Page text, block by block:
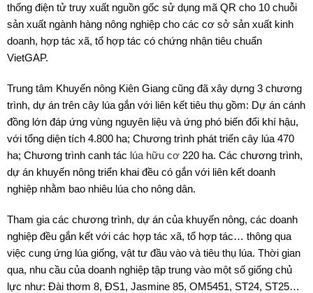
thống điện tử truy xuất nguồn gốc sử dụng mã QR cho 10 chuỗi
sản xuất ngành hàng nông nghiệp cho các cơ sở sản xuất kinh
doanh, hợp tác xã, tổ hợp tác có chứng nhận tiêu chuẩn
VietGAP.
Trung tâm Khuyến nông Kiên Giang cũng đã xây dựng 3 chương
trình, dự án trên cây lúa gắn với liên kết tiêu thụ gồm: Dự án cánh
đồng lớn đáp ứng vùng nguyên liệu và ứng phó biến đổi khí hậu,
với tổng diện tích 4.800 ha; Chương trình phát triển cây lúa 470
ha; Chương trình canh tác lúa hữu cơ 220 ha. Các chương trình,
dự án khuyến nông triển khai đều có gắn với liên kết doanh
nghiệp nhằm bao nhiêu lúa cho nông dân.
Tham gia các chương trình, dự án của khuyến nông, các doanh
nghiệp đều gắn kết với các hợp tác xã, tổ hợp tác… thông qua
việc cung ứng lúa giống, vật tư đầu vào và tiêu thụ lúa. Thời gian
qua, nhu cầu của doanh nghiệp tập trung vào một số giống chủ
lực như: Đài thơm 8, ĐS1, Jasmine 85, OM5451, ST24, ST25…